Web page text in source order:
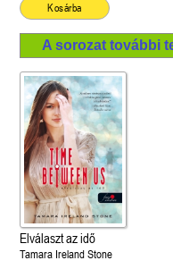
Kosárba
A sorozat további
Elválaszt az idő
Tamara Ireland Stone